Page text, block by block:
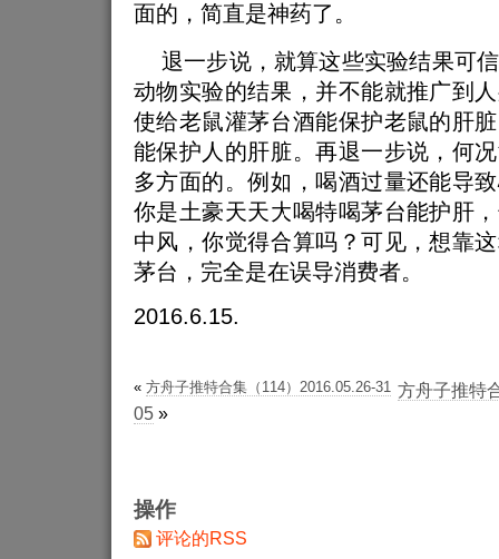
面的，简直是神药了。
退一步说，就算这些实验结果可
动物实验的结果，并不能就推广到
使给老鼠灌茅台酒能保护老鼠的肝
能保护人的肝脏。再退一步说，何
多方面的。例如，喝酒过量还能导
你是土豪天天大喝特喝茅台能护肝
中风，你觉得合算吗？可见，想靠
茅台，完全是在误导消费者。
2016.6.15.
« 方舟子推特合集（114）2016.05.26-31 方舟子推特
05 »
操作
评论的RSS